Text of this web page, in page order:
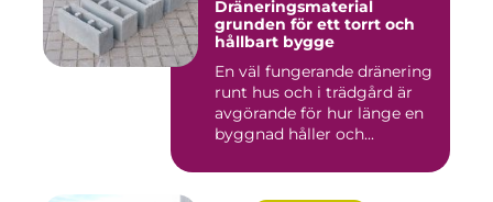
Dräneringsmaterial
grunden för ett torrt och
hållbart bygge
En väl fungerande dränering
runt hus och i trädgård är
avgörande för hur länge en
byggnad håller och...